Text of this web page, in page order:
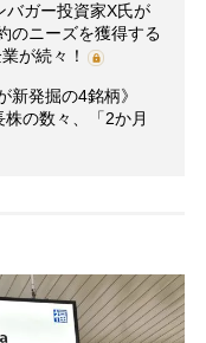
バガー投資家X氏が
のニーズを獲得する
が続々！
新発掘の4銘柄》
の数々、「2か月